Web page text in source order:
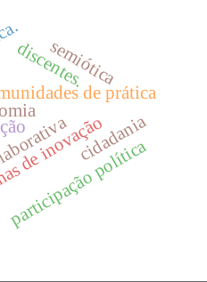
de prática
de inovaçãocidadania
participação política
discentes.
semiótica